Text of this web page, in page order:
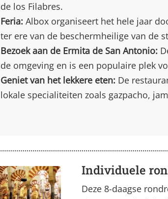
de los Filabres.
Feria:Albox organiseert het hele jaar
ter ere van de beschermheilige van de
Bezoek aan de Ermita de San Antonio:
de omgeving en is een populaire plek
Geniet van het lekkere eten:De
lokale specialiteiten zoals gazpacho,
Individuele
Deze 8-daagse